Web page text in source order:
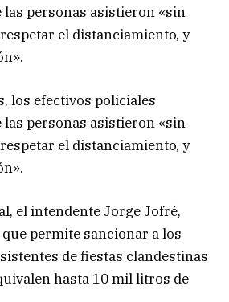
personas asistieron «sin
el distanciamiento, y
los efectivos policiales
personas asistieron «sin
el distanciamiento, y
el intendente Jorge Jofré,
permite sancionar a los
de fiestas clandestinas
hasta 10 mil litros de